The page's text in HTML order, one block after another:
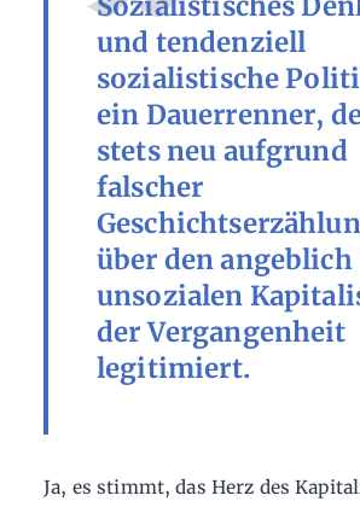
und tendenziell
sozialistische
ein Dauerrenner,
stets neu aufgrund
falscher
über den angeblich
unsozialen
der Vergangenheit
legitimiert.
Ja, es stimmt, das Herz des